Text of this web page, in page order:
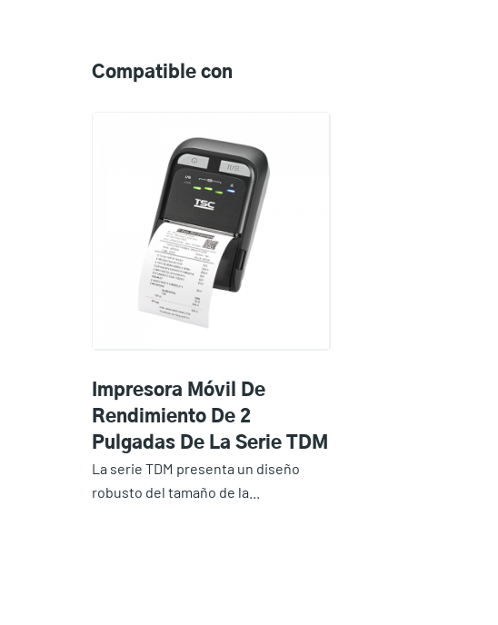
Compatible con
Impresora Móvil De
Rendimiento De 2
Pulgadas De La Serie TDM
La serie TDM presenta un diseño
robusto del tamaño de la...